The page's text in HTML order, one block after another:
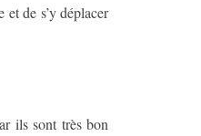
de s’y déplacer
ils sont très bon